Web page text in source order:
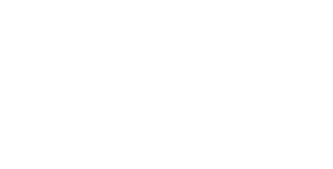
バーズにご登録され
ることをご了承くだ
範囲」に記載されて
ものではありません。
荷製品に未対応品が
及ぼさない年数を意